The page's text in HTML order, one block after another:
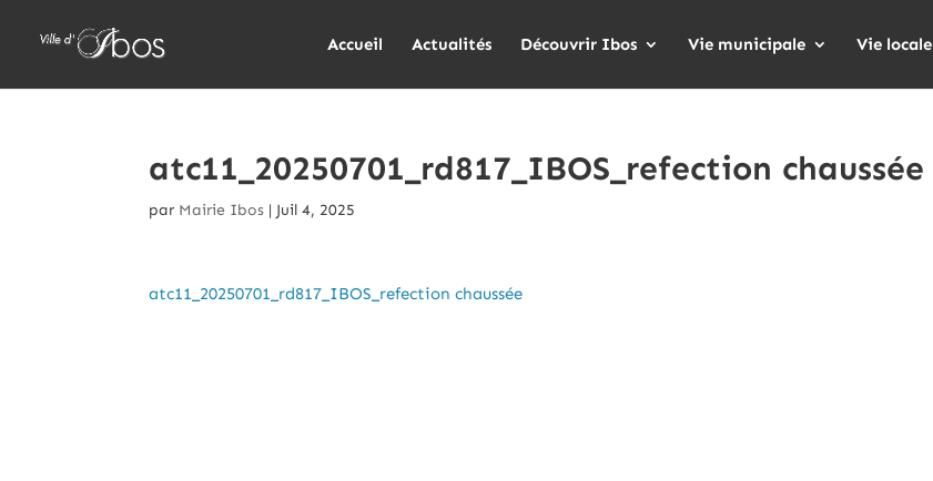
Accueil Actualités Découvrir Ibos Vie municipale Vie locale
atc11_20250701_rd817_IBOS_refection chaussée
par Mairie Ibos | Juil 4, 2025
atc11_20250701_rd817_IBOS_refection chaussée